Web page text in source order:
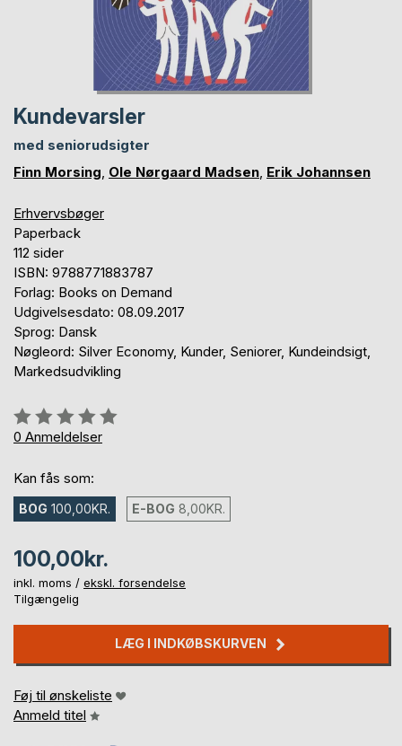
Kundevarsler
med seniorudsigter
Finn Morsing, Ole Nørgaard Madsen, Erik Johannsen
Erhvervsbøger
Paperback
112 sider
ISBN: 9788771883787
Forlag: Books on Demand
Udgivelsesdato: 08.09.2017
Sprog: Dansk
Nøgleord: Silver Economy, Kunder, Seniorer, Kundeindsigt,
Markedsudvikling
Anmeldelse::
0%
0 Anmeldelser
Kan fås som:
BOG 100,00KR. E-BOG 8,00KR.
100,00kr.
inkl. moms / ekskl. forsendelse
Tilgængelig
LÆG I INDKØBSKURVEN
Føj til ønskeliste
Anmeld titel